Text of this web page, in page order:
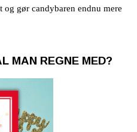
gør candybaren endnu mere
MAN REGNE MED?